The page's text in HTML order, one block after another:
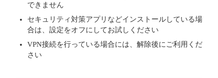
できません
セキュリティ対策アプリなどインストールしている場
合は、設定をオフにしてお試しください
VPN接続を行っている場合には、解除後にご利用くだ
さい